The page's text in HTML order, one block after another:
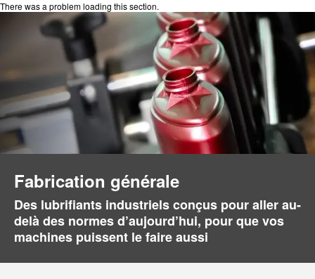
There was a problem loading this section.
Fabrication générale
Des lubrifiants industriels conçus pour aller au-
delà des normes d’aujourd’hui, pour que vos
machines puissent le faire aussi